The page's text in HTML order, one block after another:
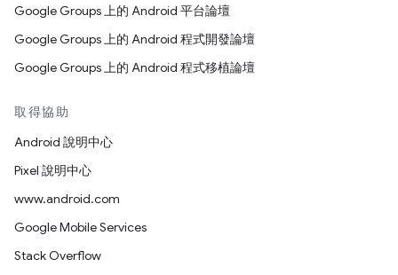
Google Groups 上的 Android 平台論壇
Google Groups 上的 Android 程式開發論壇
Google Groups 上的 Android 程式移植論壇
取得協助
Android 說明中心
Pixel 說明中心
www.android.com
Google Mobile Services
Stack Overflow